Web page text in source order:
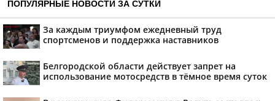
ПОПУЛЯРНЫЕ НОВОСТИ ЗА СУТКИ
За каждым триумфом ежедневный труд
спортсменов и поддержка наставников
Белгородской области действует запрет на
использование мотосредств в тёмное время суток